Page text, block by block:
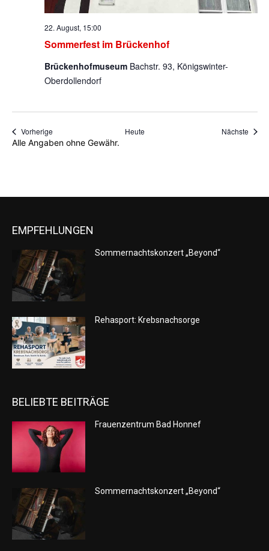
Sommerfest im Brückenhof
22. August, 15:00
Brückenhofmuseum Bachstr. 93, Königswinter-
Oberdollendorf
VorherigeVeranstaltungen Heute Nächste
Alle Angaben ohne Gewähr.
EMPFEHLUNGEN
Sommernachtskonzert „Beyond“
Rehasport: Krebsnachsorge
BELIEBTE BEITRÄGE
Frauenzentrum Bad Honnef
Sommernachtskonzert „Beyond“